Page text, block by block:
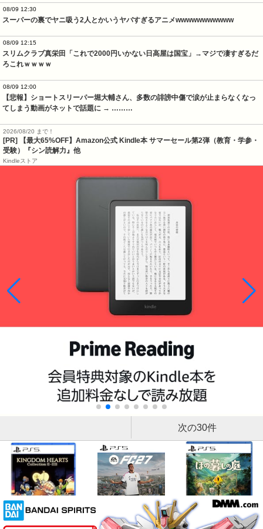
08/09 12:30
スーパーの裏でヤニ吸う2人とかいうヤバすぎるアニメwwwwwwwwwww
08/09 12:15
スリムクラブ真栄田「これで2000円いかない日高屋は国宝」→マジで凄すぎるだ
ろこれｗｗｗｗ
08/09 12:00
【悲報】ショートスリーパー堀大輔さん、多数の誹謗中傷で涙が止まらなくなっ
てしまう動画がネットで話題に → ………
2026/08/20 まで！
[PR]
【最大65%OFF】Amazon公式 Kindle本 サマーセール第2弾（教育・学参・
受験）『シン読解力』他
Kindleストア
次の30件